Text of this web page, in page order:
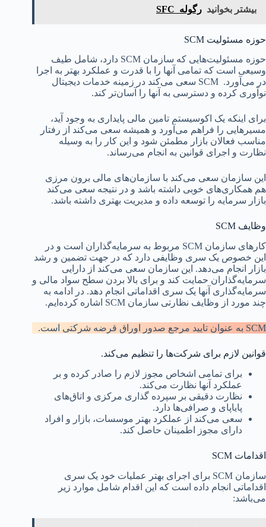
بیشتر بخوانید رگوله SFC‌
حوزه مسئولیت SCM
حوزه مسئولیت‌هایی که سازمان SCM دارد، شامل طیف
وسیعی است که تمامی آنها را با قدرت و عملکرد بهتر به اجرا
در می‌آورد. SCM سعی می‌کند در زمینه خدمات دیجیتال
نوآوری کرده و دسترسی به آنها را آسان‌تر کند.
برای اینکه یک اکوسیستم تامین مالی پایداری به وجود آید،
مسیرهایی را فراهم می‌آورد و همیشه سعی می‌کند از رفتار
مناسب فعالان بازار مطمئن شود و این کار را به وسیله
نظارت و اجرای قوانین به انجام می‌رساند.
این سازمان سعی می‌کند با سازمان‌های مالی برون مرزی
هم همکاری‌های خوبی داشته باشد و در نتیجه سعی می‌کند
بازار سرمایه را توسعه داده و مدیریت بهتری داشته باشد.
وظایف SCM
کارهای سازمان SCM مربوط به سرمایه‌گذاران است و در
این خصوص یک سری وظایفی دارد که در جهت تضمین و رشد
بازار انجام می‌دهد. این سازمان سعی می‌کند از دارایی
سرمایه‌گذاران حمایت کند و برای بالا بردن سطح سواد مالی و
سرمایه‌گذاری آنها یک سری اقداماتی انجام دهد. در ادامه به
چند مورد از وظایف نظارتی سازمان SCM اشاره کرده‌ایم.
SCM به عنوان تایید مرجع صدور اوراق قرضه شرکتی است.
قوانین لازم برای شرکت‌ها را تنظیم می‌کند.
برای تمامی اشخاص مجوز لازم را صادر کرده و بر
عملکرد آنها نظارت می‌کند.
نظارت دقیقی بر سپرده گذاری مرکزی و اتاق‌های
پایاپای و صرافی‌ها دارد.
سعی می‌کند از عملکرد بهتر موسسات، بازار و افراد
دارای مجوز اطمینان حاصل کند.
اقدامات SCM
سازمان SCM برای اجرای بهتر عملیات خود یک سری
اقداماتی انجام داده است که این اقدام شامل موارد زیر
می‌باشد: